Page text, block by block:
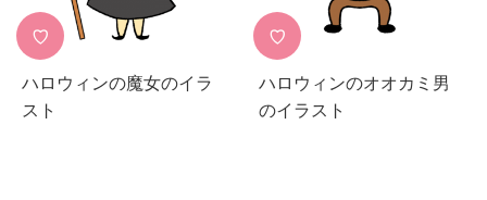
♡
ハロウィンの魔女のイラ
スト
♡
ハロウィンのオオカミ男
のイラスト